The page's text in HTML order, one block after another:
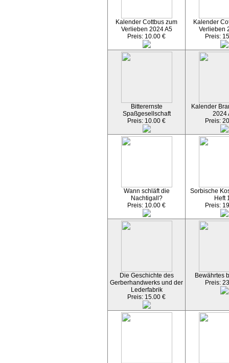
Kalender Cottbus zum
Verlieben 2024 A5
Preis: 10.00 €
Kalender
Verlieben
Preis:
Bitterernste
Spaßgesellschaft
Preis: 10.00 €
Kalender
2024
Preis:
Wann schläft die
Nachtigall?
Preis: 10.00 €
Sorbische
Heft
Preis:
Die Geschichte des
Gerberhandwerks und der
Lederfabrik
Preis: 15.00 €
Bewährtes
Preis: